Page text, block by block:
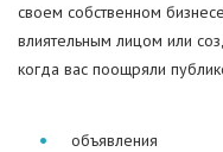
своем собственном
влиятельным лицом или
когда вас поощряли
объявления